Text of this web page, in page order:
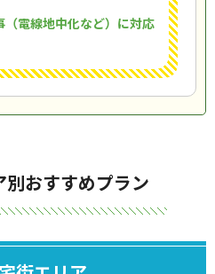
電線地中化など）に対応
おすすめプラン